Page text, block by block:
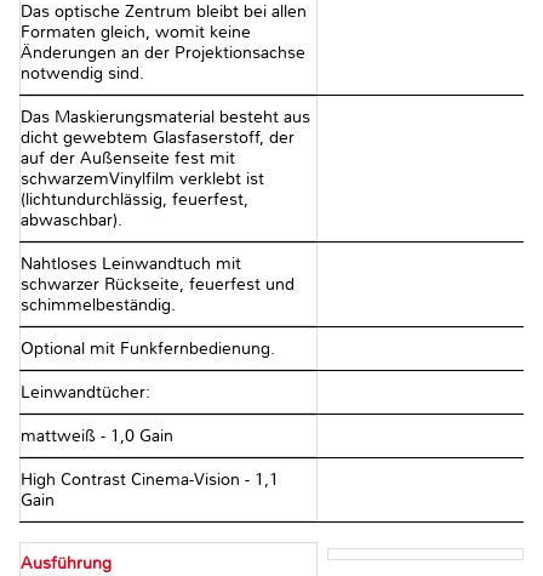
Das optische Zentrum bleibt bei allen
Formaten gleich, womit keine
Änderungen an der Projektionsachse
notwendig sind.
Das Maskierungsmaterial besteht aus
dicht gewebtem Glasfaserstoff, der
auf der Außenseite fest mit
schwarzemVinylfilm verklebt ist
(lichtundurchlässig, feuerfest,
abwaschbar).
Nahtloses Leinwandtuch mit
schwarzer Rückseite, feuerfest und
schimmelbeständig.
Optional mit Funkfernbedienung.
Leinwandtücher:
mattweiß - 1,0 Gain
High Contrast Cinema-Vision - 1,1
Gain
Ausführung